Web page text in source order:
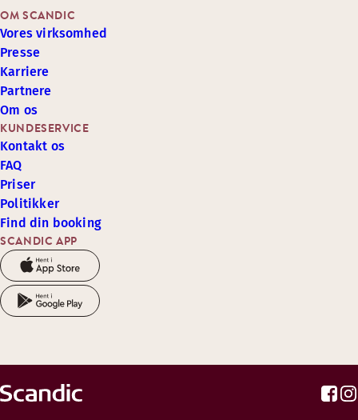
SCANDIC APP
KUNDESERVICE
Kontakt os
FAQ
Priser
Politikker
Find din booking
OM SCANDIC
Vores virksomhed
Presse
Karriere
Partnere
Om os